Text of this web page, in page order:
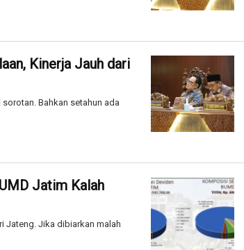
Kinerja Jauh dari
Bahkan setahun ada
Jatim Kalah
Jateng. Jika dibiarkan malah